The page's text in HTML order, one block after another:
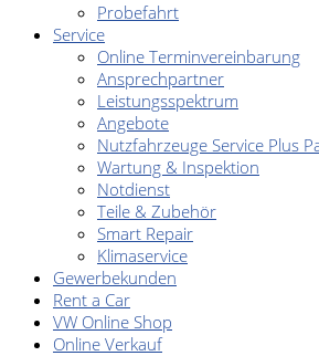
Probefahrt
Service
Online Terminvereinbarung
Ansprechpartner
Leistungsspektrum
Angebote
Nutzfahrzeuge Service Plus
Wartung & Inspektion
Notdienst
Teile & Zubehör
Smart Repair
Klimaservice
Gewerbekunden
Rent a Car
VW Online Shop
Online Verkauf